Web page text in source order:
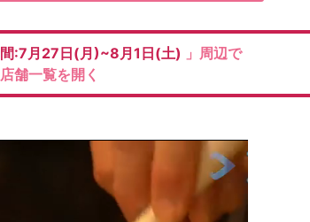
:7月27日(月)~8月1日(土) 」周辺で
舗一覧を開く